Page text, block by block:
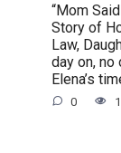
“Mom
Story of
Law,
day on,
Elena’s
0